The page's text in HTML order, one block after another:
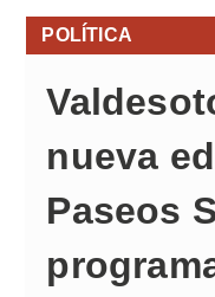
POLÍTICA
nueva
Paseos